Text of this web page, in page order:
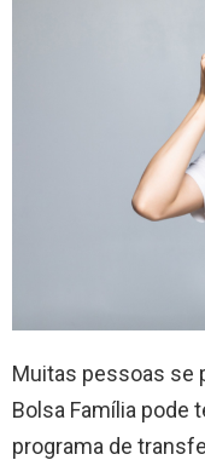
Muitas pessoas se
Bolsa Família pode
programa de